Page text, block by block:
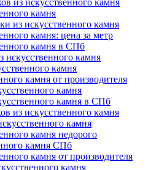
из искусственного камня
камня
из искусственного камня
камня: цена за метр
камня в СПб
камня
камня
камня от производителя
камня
камня в СПб
из искусственного камня
камня
камня недорого
камня СПб
камня от производителя
камня